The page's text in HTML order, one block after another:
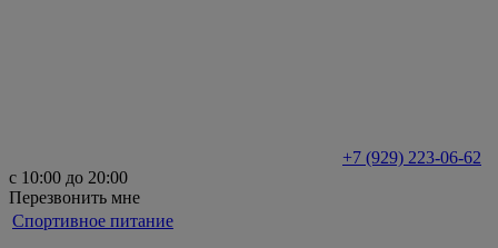
+7 (929) 223-06-62
с 10:00 до 20:00
Перезвонить мне
Спортивное питание